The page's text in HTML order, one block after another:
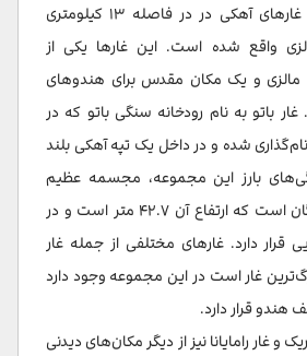
غار باتو مجموعه‌ای از غارهای آهکی در در فاصله ۱۳ کیلومتری
واقع شده است. این غارها یکی از
مالزی و یک مکان مقدس برای هندوهای
باتو به نام رودخانه سنگی باتو که در
نام‌گذاری شده و در داخل یک تپه آهکی بلند
بارز این مجموعه، مجسمه عظیم
طلایی رنگ خدای مورگان است که ارتفاع آن ۴۲.۷ متر است و در
پله‌های ۲۷۲ تایی قرار دارد. غارهای مختلفی از جمله غار
غار است در این مجموعه وجود دارد
هندو قرار دارد.
و غار رامایانا نیز از دیگر مکان‌های دیدنی